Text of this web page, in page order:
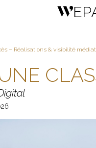
– Réalisations & visibilité